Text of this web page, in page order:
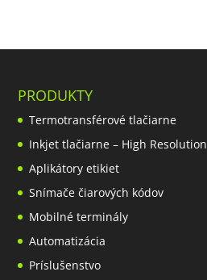
PRODUKTY
Termotransférové tlačiarne
Inkjet tlačiarne – High Resolution
Aplikátory etikiet
Snímače čiarových kódov
Mobilné terminály
Automatizácia
Príslušenstvo